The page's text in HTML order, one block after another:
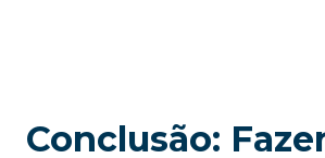
Conclusão: